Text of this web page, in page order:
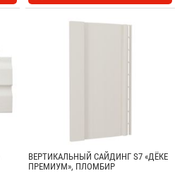
ВЕРТИКАЛЬНЫЙ САЙДИНГ S7 «ДЁКЕ
ПРЕМИУМ», ПЛОМБИР